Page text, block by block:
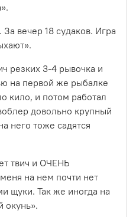
вечер 18 судаков. Игра
резких 3-4 рывочка и
на первой же рыбалке
кило, и потом работал
довольно крупный
него тоже садятся
твич и ОЧЕНЬ
на нем почти нет
щуки. Так же иногда на
окунь».